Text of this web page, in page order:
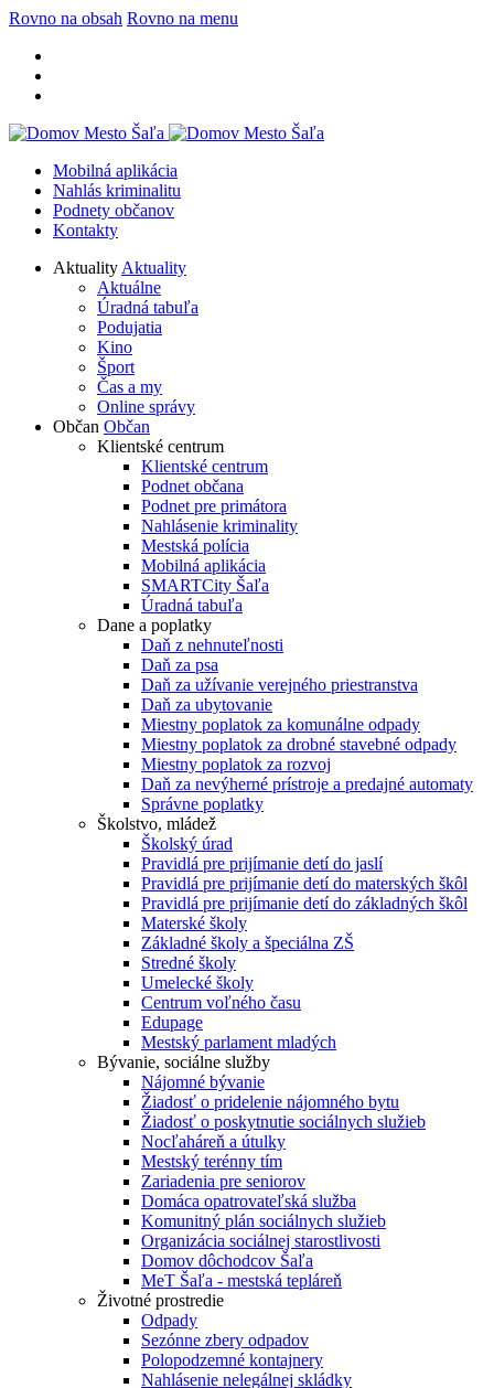
Rovno na obsah Rovno na menu
Mobilná aplikácia
Nahlás kriminalitu
Podnety občanov
Kontakty
Aktuality Aktuality
Aktuálne
Úradná tabuľa
Podujatia
Kino
Šport
Čas a my
Online správy
Občan Občan
Klientské centrum
Klientské centrum
Podnet občana
Podnet pre primátora
Nahlásenie kriminality
Mestská polícia
Mobilná aplikácia
SMARTCity Šaľa
Úradná tabuľa
Dane a poplatky
Daň z nehnuteľnosti
Daň za psa
Daň za užívanie verejného priestranstva
Daň za ubytovanie
Miestny poplatok za komunálne odpady
Miestny poplatok za drobné stavebné odpady
Miestny poplatok za rozvoj
Daň za nevýherné prístroje a predajné automaty
Správne poplatky
Školstvo, mládež
Školský úrad
Pravidlá pre prijímanie detí do jaslí
Pravidlá pre prijímanie detí do materských škôl
Pravidlá pre prijímanie detí do základných škôl
Materské školy
Základné školy a špeciálna ZŠ
Stredné školy
Umelecké školy
Centrum voľného času
Edupage
Mestský parlament mladých
Bývanie, sociálne služby
Nájomné bývanie
Žiadosť o pridelenie nájomného bytu
Žiadosť o poskytnutie sociálnych služieb
Nocľaháreň a útulky
Mestský terénny tím
Zariadenia pre seniorov
Domáca opatrovateľská služba
Komunitný plán sociálnych služieb
Organizácia sociálnej starostlivosti
Domov dôchodcov Šaľa
MeT Šaľa - mestská tepláreň
Životné prostredie
Odpady
Sezónne zbery odpadov
Polopodzemné kontajnery
Nahlásenie nelegálnej skládky